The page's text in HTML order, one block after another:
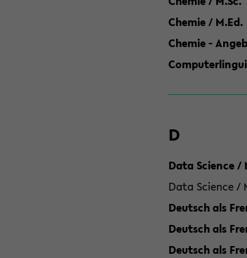
Chemie / M.Ed.
Chemie -
D
Data Science /
Data Science /
Deutsch als
Deutsch als
Deutsch als